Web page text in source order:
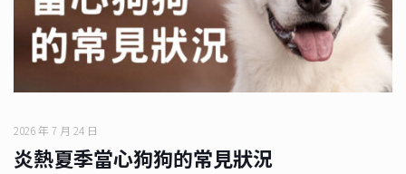
2026 年 7 月 24 日
炎熱夏季當心狗狗的常見狀況